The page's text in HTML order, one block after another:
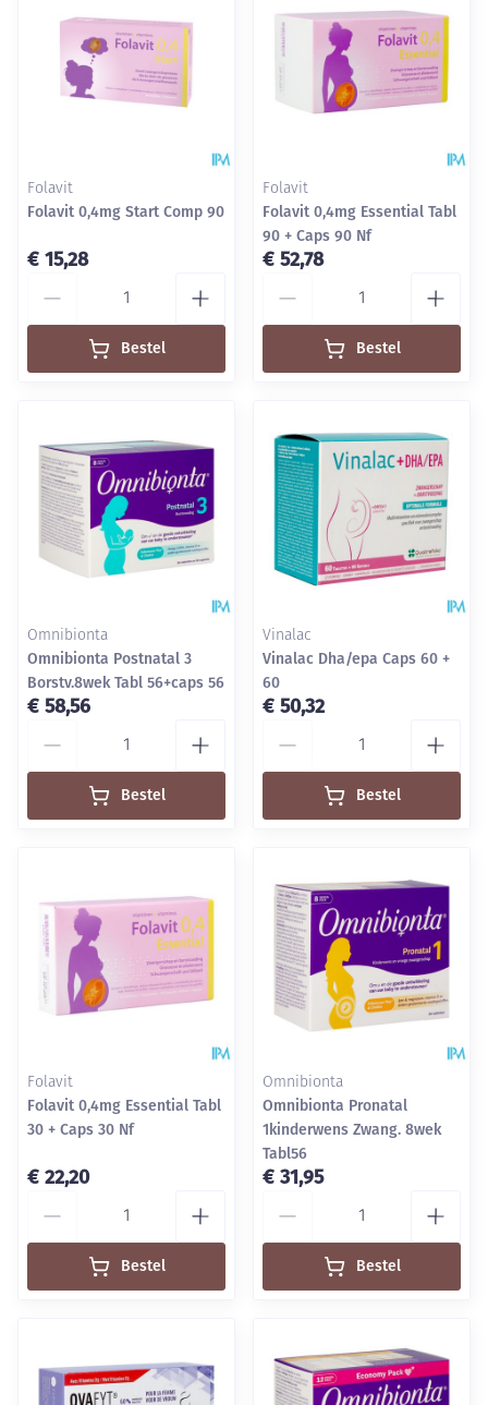
Folavit
Folavit 0,4mg Start Comp 90
€ 15,28
Bestel
Folavit
Folavit 0,4mg Essential Tabl
90 + Caps 90 Nf
€ 52,78
Bestel
Omnibionta
Omnibionta Postnatal 3
Borstv.8wek Tabl 56+caps 56
€ 58,56
Bestel
Vinalac
Vinalac Dha/epa Caps 60 +
60
€ 50,32
Bestel
Folavit
Folavit 0,4mg Essential Tabl
30 + Caps 30 Nf
€ 22,20
Bestel
Omnibionta
Omnibionta Pronatal
1kinderwens Zwang. 8wek
Tabl56
€ 31,95
Bestel